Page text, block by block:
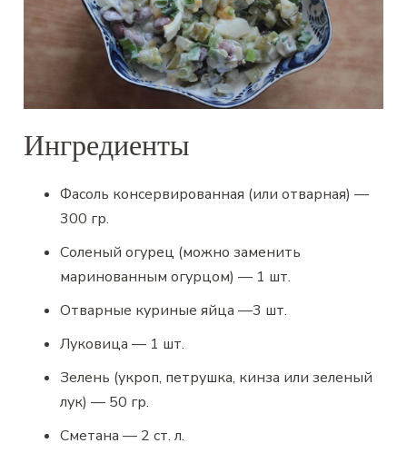
Ингредиенты
Фасоль консервированная (или отварная) —
300 гр.
Соленый огурец (можно заменить
маринованным огурцом) — 1 шт.
Отварные куриные яйца —3 шт.
Луковица — 1 шт.
Зелень (укроп, петрушка, кинза или зеленый
лук) — 50 гр.
Сметана — 2 ст. л.